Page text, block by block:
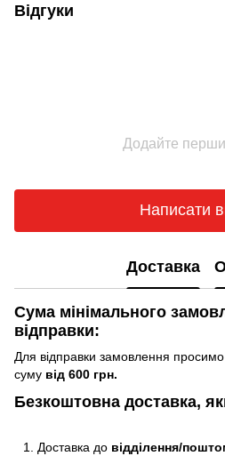
Відгуки
Додайте
Написати
Доставка
Сума мінімального
відправки:
Для відправки замовлення
суму від 600 грн.
Безкоштовна доставка,
Доставка до відділення/